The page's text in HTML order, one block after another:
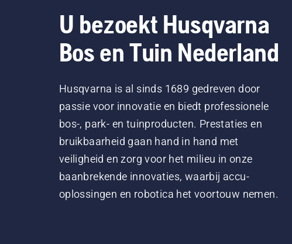
U bezoekt Husqvarna
Bos en Tuin Nederland
Husqvarna is al sinds 1689 gedreven door
passie voor innovatie en biedt professionele
bos-, park- en tuinproducten. Prestaties en
bruikbaarheid gaan hand in hand met
veiligheid en zorg voor het milieu in onze
baanbrekende innovaties, waarbij accu-
oplossingen en robotica het voortouw nemen.